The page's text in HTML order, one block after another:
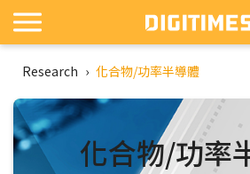
Research › 化合物/功率半導體
化合物/功率